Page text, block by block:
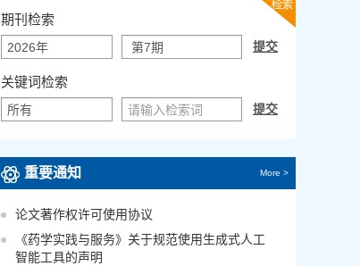
期刊检索
关键词检索
重要通知 More >
论文著作权许可使用协议
《药学实践与服务》关于规范使用生成式人工
智能工具的声明